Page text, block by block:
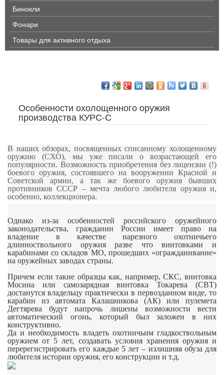
Бинокли
Фонари
Товары для активного отдыха
Особенности охолощенного оружия
производства КУРС-С
В наших обзорах, посвященных списанному холощенному
оружию (СХО), мы уже писали о возрастающей его
популярности. Возможность приобретения без лицензии (!)
боевого оружия, состоявшего на вооружении Красной и
Советской армии, а так же боевого оружия бывших
противников СССР – мечта любого любителя оружия и,
особенно, коллекционера.
Однако из-за особенностей российского оружейного
законодательства, гражданин России имеет право на
владение в качестве нарезного охотничьего
длинноствольного оружия разве что винтовками и
карабинами со складов МО, прошедших «огражданивание»
на оружейных заводах страны.
Причем если такие образцы как, например, СКС, винтовка
Мосина или самозарядная винтовка Токарева (СВТ)
достанутся владельцу практически в первозданном виде, то
карабин из автомата Калашникова (АК) или пулемета
Дегтярева будут напрочь лишены возможности вести
автоматический огонь, который был заложен в них
конструктивно.
Да и необходимость владеть охотничьим гладкоствольным
оружием от 5 лет, создавать условия хранения оружия и
перерегистрировать его каждые 5 лет – излишняя обуза для
любителя истории оружия, его конструкции и т.д.